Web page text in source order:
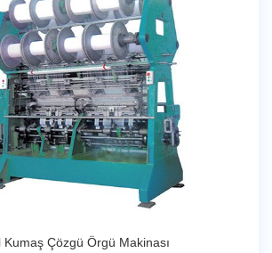
Kumaş Çözgü Örgü Makinası